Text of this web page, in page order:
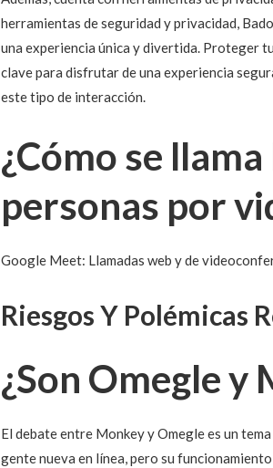
herramientas de seguridad y privacidad,
una experiencia única y divertida. Proteger
clave para disfrutar de una experiencia
este tipo de interacción.
¿Cómo se
personas por
Google Meet: Llamadas web y de
Riesgos Y Polémicas
¿Son Omegle y
El debate entre Monkey y Omegle es un
gente nueva en línea, pero su